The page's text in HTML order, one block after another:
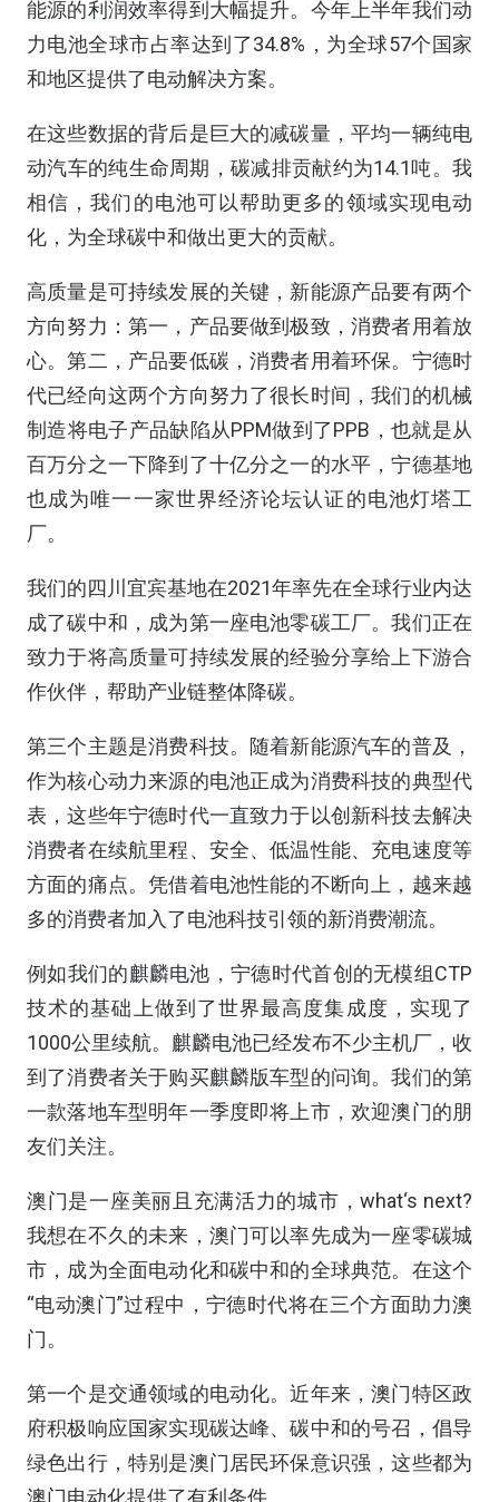
能源的利润效率得到大幅提升。今年上半年我们动
力电池全球市占率达到了34.8%，为全球57个国家
和地区提供了电动解决方案。
在这些数据的背后是巨大的减碳量，平均一辆纯电
动汽车的纯生命周期，碳减排贡献约为14.1吨。我
相信，我们的电池可以帮助更多的领域实现电动
化，为全球碳中和做出更大的贡献。
高质量是可持续发展的关键，新能源产品要有两个
方向努力：第一，产品要做到极致，消费者用着放
心。第二，产品要低碳，消费者用着环保。宁德时
代已经向这两个方向努力了很长时间，我们的机械
制造将电子产品缺陷从PPM做到了PPB，也就是从
百万分之一下降到了十亿分之一的水平，宁德基地
也成为唯一一家世界经济论坛认证的电池灯塔工
厂。
我们的四川宜宾基地在2021年率先在全球行业内达
成了碳中和，成为第一座电池零碳工厂。我们正在
致力于将高质量可持续发展的经验分享给上下游合
作伙伴，帮助产业链整体降碳。
第三个主题是消费科技。随着新能源汽车的普及，
作为核心动力来源的电池正成为消费科技的典型代
表，这些年宁德时代一直致力于以创新科技去解决
消费者在续航里程、安全、低温性能、充电速度等
方面的痛点。凭借着电池性能的不断向上，越来越
多的消费者加入了电池科技引领的新消费潮流。
例如我们的麒麟电池，宁德时代首创的无模组CTP
技术的基础上做到了世界最高度集成度，实现了
1000公里续航。麒麟电池已经发布不少主机厂，收
到了消费者关于购买麒麟版车型的问询。我们的第
一款落地车型明年一季度即将上市，欢迎澳门的朋
友们关注。
澳门是一座美丽且充满活力的城市，what‘s next?
我想在不久的未来，澳门可以率先成为一座零碳城
市，成为全面电动化和碳中和的全球典范。在这个
“电动澳门”过程中，宁德时代将在三个方面助力澳
门。
第一个是交通领域的电动化。近年来，澳门特区政
府积极响应国家实现碳达峰、碳中和的号召，倡导
绿色出行，特别是澳门居民环保意识强，这些都为
澳门电动化提供了有利条件。